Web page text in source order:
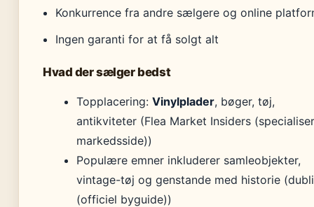
Konkurrence fra andre sælgere og online
Ingen garanti for at få solgt alt
Hvad der sælger bedst
Topplacering: Vinylplader, bøger, tøj,
antikviteter (Flea Market Insiders
markedsside))
Populære emner inkluderer samleobjekter,
vintage-tøj og genstande med historie
(officiel byguide))